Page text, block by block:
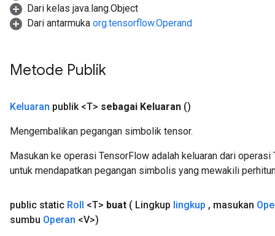
Dari kelas java.lang.Object
Dari antarmuka org.tensorflow.Operand
Metode Publik
Keluaran publik <T> sebagai Keluaran ()
Mengembalikan pegangan simbolik tensor.
Masukan ke operasi TensorFlow adalah keluaran dari
untuk mendapatkan pegangan simbolis yang mewakili
public static Roll <T> buat ( Lingkup lingkup , masukan
sumbu Operan <V>)